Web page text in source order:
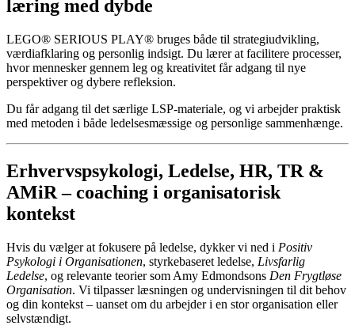
læring med dybde
LEGO® SERIOUS PLAY® bruges både til strategiudvikling,
værdiafklaring og personlig indsigt. Du lærerat facilitere processer,
hvormennesker gennem leg og kreativitet fåradgang til nye
perspektiverog dybere refleksion.
Du fåradgang til det særlige LSP-materiale, og vi arbejderpraktisk
med metoden i både ledelsesmæssige og personlige sammenhænge.
Erhvervspsykologi, Ledelse, HR, TR &
AMiR –coaching i organisatorisk
kontekst
Hvis du vælgerat fokusere på ledelse, dykkervi ned i Positiv
Psykologi i Organisationen, styrkebaseret ledelse, Livsfarlig
Ledelse, og relevante teoriersom Amy Edmondsons Den Frygtløse
Organisation. Vi tilpasserlæsningen og undervisningen til dit behov
og din kontekst – uanset om du arbejderi en stororganisation eller
selvstændigt.